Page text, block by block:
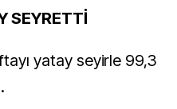
SEYRETTİ
yatay seyirle 99,3